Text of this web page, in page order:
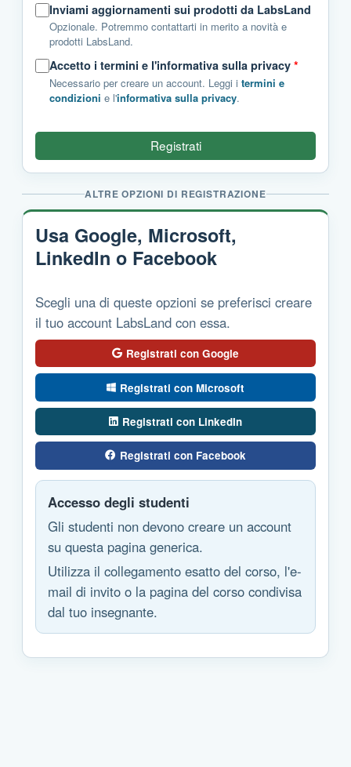
Inviami aggiornamenti sui prodotti da LabsLand
Opzionale. Potremmo contattarti in merito a novità e
prodotti LabsLand.
Accetto i termini e l'informativa sulla privacy *
Necessario per creare un account. Leggi i termini e
condizioni e l'informativa sulla privacy.
Registrati
ALTRE OPZIONI DI REGISTRAZIONE
Usa Google, Microsoft,
LinkedIn o Facebook
Scegli una di queste opzioni se preferisci creare
il tuo account LabsLand con essa.
Registrati con Google
Registrati con Microsoft
Registrati con LinkedIn
Registrati con Facebook
Accesso degli studenti
Gli studenti non devono creare un account
su questa pagina generica.
Utilizza il collegamento esatto del corso, l'e-
mail di invito o la pagina del corso condivisa
dal tuo insegnante.